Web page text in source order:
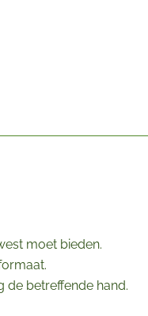
moet bieden.
de betreffende hand.